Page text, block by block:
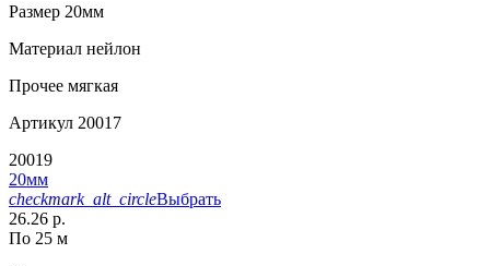
Размер 20мм
Материал нейлон
Прочее мягкая
Артикул 20017
20019
20мм
checkmark_alt_circleВыбрать
26.26 р.
По 25 м